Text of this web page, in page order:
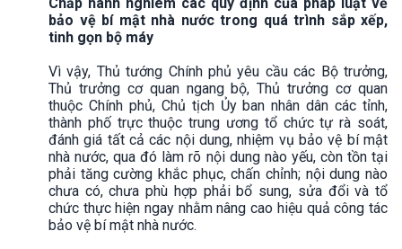
bảo vệ bí mật nhà nước trong quá trình sắp xếp,
tinh gọn bộ máy
Vì vậy, Thủ tướng Chính phủ yêu cầu các Bộ trưởng,
Thủ trưởng cơ quan ngang bộ, Thủ trưởng cơ quan
thuộc Chính phủ, Chủ tịch Ủy ban nhân dân các tỉnh,
thành phố trực thuộc trung ương tổ chức tự rà soát,
đánh giá tất cả các nội dung, nhiệm vụ bảo vệ bí mật
nhà nước, qua đó làm rõ nội dung nào yếu, còn tồn tại
phải tăng cường khắc phục, chấn chỉnh; nội dung nào
chưa có, chưa phù hợp phải bổ sung, sửa đổi và tổ
chức thực hiện ngay nhằm nâng cao hiệu quả công tác
bảo vệ bí mật nhà nước.